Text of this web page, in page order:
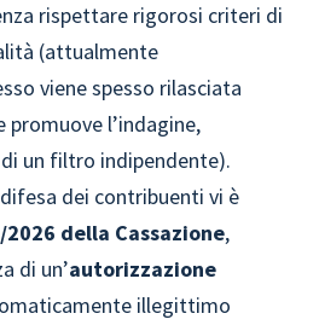
rispettare rigorosi criteri di
(attualmente
viene spesso rilasciata
l’indagine,
un filtro indipendente).
dei contribuenti vi è
della Cassazione,
di un’autorizzazione
illegittimo